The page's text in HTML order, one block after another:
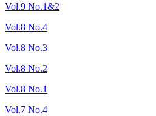
Vol.9 No.1&2
Vol.8 No.4
Vol.8 No.3
Vol.8 No.2
Vol.8 No.1
Vol.7 No.4